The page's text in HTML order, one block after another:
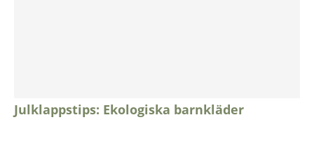
Julklappstips: Ekologiska barnkläder